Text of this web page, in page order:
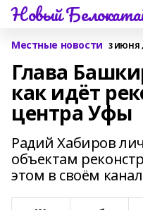
Новый
Местные новости 3 ИЮНЯ ,
Глава
как идёт
центра Уфы
Радий Хабиров
объектам
этом в своём